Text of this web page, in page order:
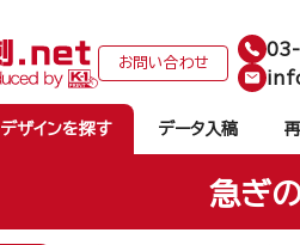
お問い合わせ
デザインを探す データ入稿
急ぎ